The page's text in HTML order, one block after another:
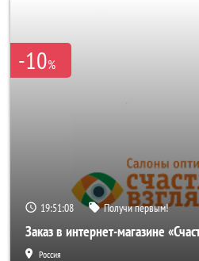
-10%
19:51:06 Получи первым!
Заказ в интернет-магазине
Россия